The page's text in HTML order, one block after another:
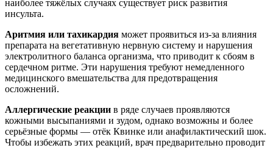
наиболее тяжёлых случаях существует риск развития
инсульта.
Аритмия или тахикардия может проявиться из-за влияния
препарата на вегетативную нервную систему и нарушения
электролитного баланса организма, что приводит к сбоям в
сердечном ритме. Эти нарушения требуют немедленного
медицинского вмешательства для предотвращения
осложнений.
Аллергические реакции в ряде случаев проявляются
кожными высыпаниями и зудом, однако возможны и более
серьёзные формы — отёк Квинке или анафилактический шок.
Чтобы избежать этих реакций, врач предварительно проводит